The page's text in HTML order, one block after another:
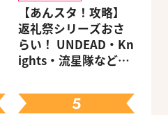
【あんスタ！攻略】
返礼祭シリーズおさ
らい！ UNDEAD・Kn
ights・流星隊など、
ェック
5